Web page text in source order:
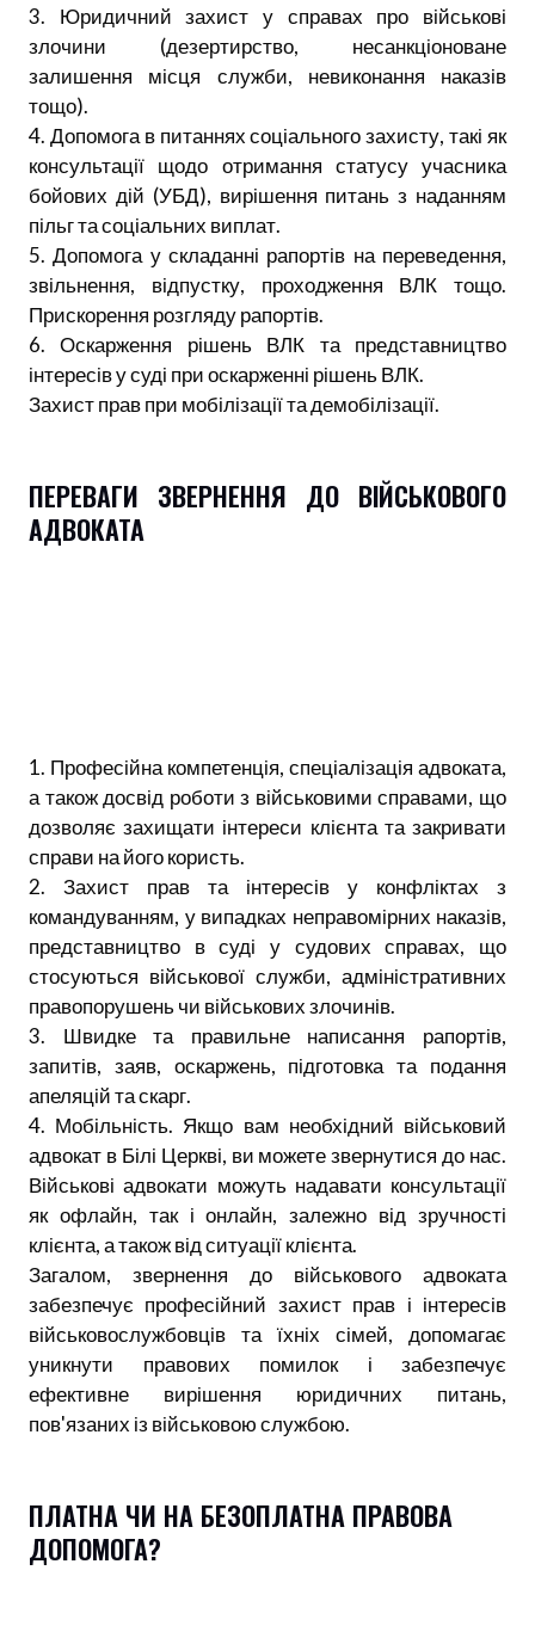
3. Юридичний захист у справах про військові
злочини (дезертирство, несанкціоноване
залишення місця служби, невиконання наказів
тощо).
4. Допомога в питаннях соціального захисту, такі як
консультації щодо отримання статусу учасника
бойових дій (УБД), вирішення питань з наданням
пільг та соціальних виплат.
5. Допомога у складанні рапортів на переведення,
звільнення, відпустку, проходження ВЛК тощо.
Прискорення розгляду рапортів.
6. Оскарження рішень ВЛК та представництво
інтересів у суді при оскарженні рішень ВЛК.
Захист прав при мобілізації та демобілізації.
ПЕРЕВАГИ ЗВЕРНЕННЯ ДО ВІЙСЬКОВОГО
АДВОКАТА
1. Професійна компетенція, спеціалізація адвоката,
а також досвід роботи з військовими справами, що
дозволяє захищати інтереси клієнта та закривати
справи на його користь.
2. Захист прав та інтересів у конфліктах з
командуванням, у випадках неправомірних наказів,
представництво в суді у судових справах, що
стосуються військової служби, адміністративних
правопорушень чи військових злочинів.
3. Швидке та правильне написання рапортів,
запитів, заяв, оскаржень, підготовка та подання
апеляцій та скарг.
4. Мобільність. Якщо вам необхідний військовий
адвокат в Білі Церкві, ви можете звернутися до нас.
Військові адвокати можуть надавати консультації
як офлайн, так і онлайн, залежно від зручності
клієнта, а також від ситуації клієнта.
Загалом, звернення до військового адвоката
забезпечує професійний захист прав і інтересів
військовослужбовців та їхніх сімей, допомагає
уникнути правових помилок і забезпечує
ефективне вирішення юридичних питань,
пов'язаних із військовою службою.
ПЛАТНА ЧИ НА БЕЗОПЛАТНА ПРАВОВА
ДОПОМОГА?